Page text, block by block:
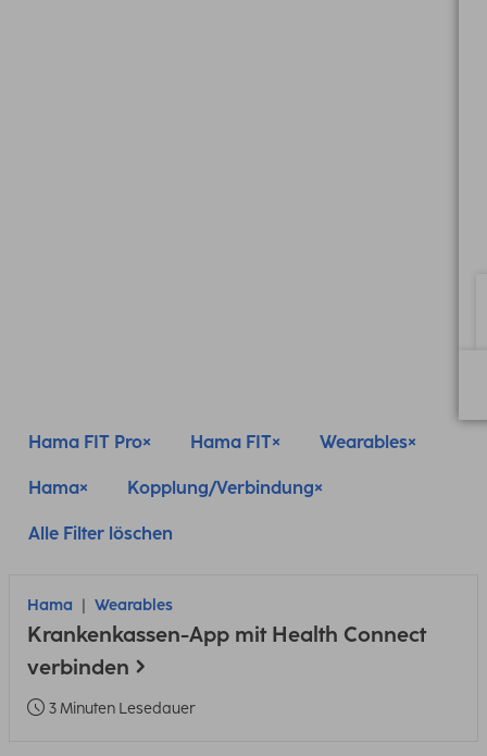
Hama FIT Pro Hama FIT Wearables
Hama Kopplung/Verbindung
Alle Filter löschen
Hama Wearables
Krankenkassen-App mit Health Connect
verbinden
3 Minuten Lesedauer